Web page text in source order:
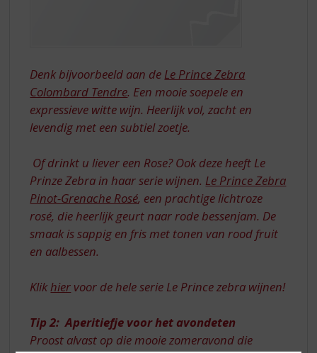
Denk bijvoorbeeld aan de Le Prince Zebra
Colombard Tendre. Een mooie soepele en
expressieve witte wijn. Heerlijk vol, zacht en
levendig met een subtiel zoetje.
Of drinkt u liever een Rose? Ook deze heeft Le
Prinze Zebra in haar serie wijnen. Le Prince Zebra
Pinot-Grenache Rosé, een prachtige lichtroze
rosé, die heerlijk geurt naar rode bessenjam. De
smaak is sappig en fris met tonen van rood fruit
en aalbessen.
Klikhier voor de hele serie Le Prince zebra wijnen!
Tip 2: Aperitiefje voor het avondeten
Proost alvast op die mooie zomeravond die